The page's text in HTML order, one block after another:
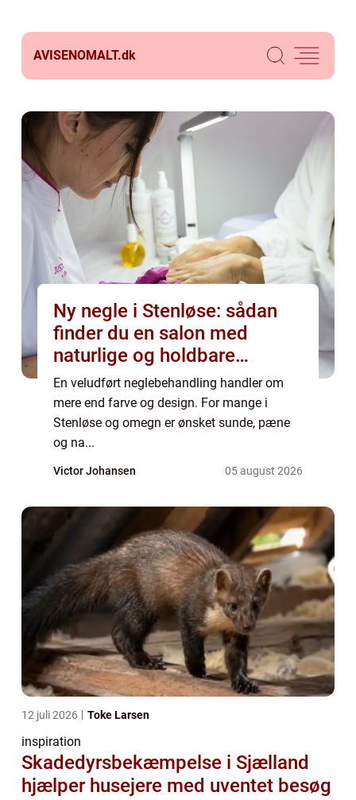
AVISENOMALT.dk
Ny negle i Stenløse: sådan
finder du en salon med
naturlige og holdbare
resultater
En veludført neglebehandling handler om
mere end farve og design. For mange i
Stenløse og omegn er ønsket sunde, pæne
og na...
Victor Johansen 05 august 2026
12 juli 2026 Toke Larsen
inspiration
Skadedyrsbekæmpelse i Sjælland
hjælper husejere med uventet besøg